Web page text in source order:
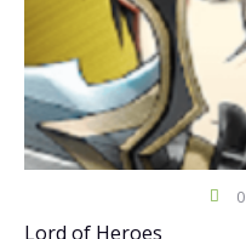
0
Lord of Heroes